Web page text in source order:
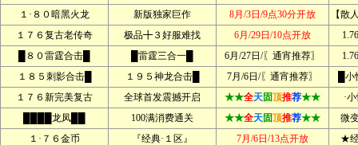
１·８０暗黑火龙
新版独家巨作 8月/3日/9点30分开放
【散
１７６复古老传奇
极品╋３好服难找 6月/29日/10点开放
█８０雷霆合击█
█雷霆三合一█ 6月/27日/〖通宵推荐〗
１８５刺影合击█
１９５神龙合击█ 7月/6日/〖通宵推荐〗
█
１７６新完美复古
全球首发震撼开启 ★★全天固顶推荐★★
·
████龙凤██
100满消费通关 ★★全天固顶推荐★★
微
１·７６金币
『经典·１区』 7月/6日/13点开放
★